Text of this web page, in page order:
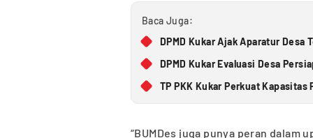
Baca Juga:
DPMD Kukar Ajak Aparatur Desa
DPMD Kukar Evaluasi Desa
TP PKK Kukar Perkuat
“BUMDes juga punya peran dalam